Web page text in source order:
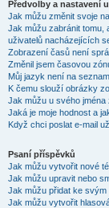
Předvolby a nastavení
Jak můžu změnit svoje
Jak můžu zabránit tomu,
uživatelů nacházejících
Zobrazení časů není
Změnil jsem časovou
Můj jazyk není na
K čemu slouží obrázky
Jak můžu u svého jména
Jaká je moje hodnost a
Když chci poslat e-mail
Psaní příspěvků
Jak můžu vytvořit nové
Jak můžu upravit nebo
Jak můžu přidat ke
Jak můžu vytvořit